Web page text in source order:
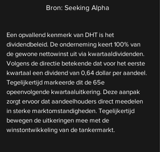
Bron: Seeking Alpha
Een opvallend kenmerk van DHT is het
dividendbeleid. De onderneming keert 100% van
de gewone nettowinst uit via kwartaaldividenden.
Volgens de directie betekende dat voor het eerste
kwartaal een dividend van 0,64 dollar per aandeel.
Tegelijkertijd markeerde dit de 65e
opeenvolgende kwartaaluitkering. Deze aanpak
zorgt ervoor dat aandeelhouders direct meedelen
in sterke marktomstandigheden. Tegelijkertijd
bewegen de uitkeringen mee met de
winstontwikkeling van de tankermarkt.